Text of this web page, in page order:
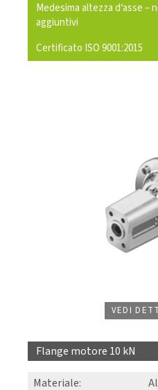
Medesima altezza d‘asse –
aggiuntivi
Certificato ISO 9001:2015
VEDI
Flange motore 10 kN
Materiale: